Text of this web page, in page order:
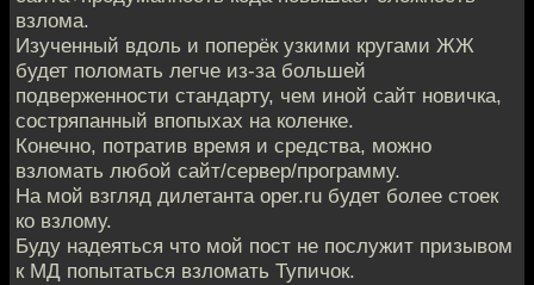
взлома.
Изученный вдоль и поперёк узкими кругами ЖЖ
будет поломать легче из-за большей
подверженности стандарту, чем иной сайт новичка,
состряпанный впопыхах на коленке.
Конечно, потратив время и средства, можно
взломать любой сайт/сервер/программу.
На мой взгляд дилетанта oper.ru будет более стоек
ко взлому.
Буду надеяться что мой пост не послужит призывом
к МД попытаться взломать Тупичок.